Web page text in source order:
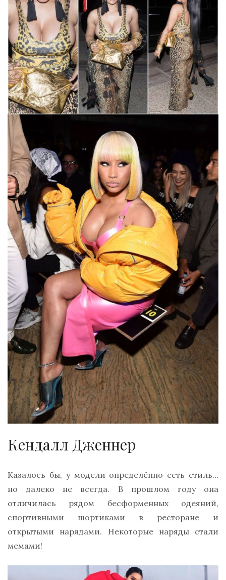
Кендалл Дженнер
Казалось бы, у модели определённо есть стиль…
но далеко не всегда. В прошлом году она
отличилась рядом бесформенных одеяний,
спортивными шортиками в ресторане и
открытыми нарядами. Некоторые наряды стали
мемами!